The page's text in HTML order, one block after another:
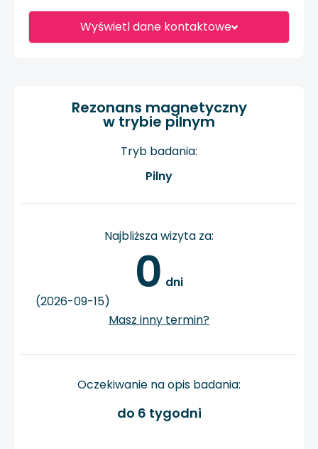
Wyświetl dane kontaktowe
Rezonans magnetyczny
w trybie pilnym
Tryb badania:
Pilny
Najbliższa wizyta za:
0 dni
(2026-09-15)
Masz inny termin?
Oczekiwanie na opis badania:
do 6 tygodni